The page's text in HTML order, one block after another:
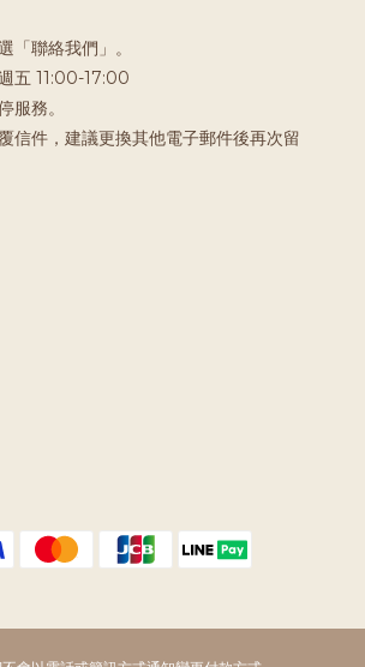
「聯絡我們」。
五 11:00-17:00
服務。
信件，建議更換其他電子郵件後再次留